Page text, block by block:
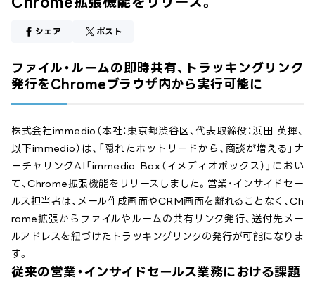
シェア ポスト
ファイル・ルームの即時共有、トラッキングリンク
発行をChromeブラウザ内から実行可能に
株式会社immedio（本社：東京都渋谷区、代表取締役：浜田 英揮、
以下immedio）は、「隠れたホットリードから、商談が増える」ナ
ーチャリングAI「immedio Box（イメディオボックス）」におい
て、Chrome拡張機能をリリースしました。営業・インサイドセー
ルス担当者は、メール作成画面やCRM画面を離れることなく、Ch
rome拡張からファイルやルームの共有リンク発行、送付先メー
ルアドレスを紐づけたトラッキングリンクの発行が可能になりま
す。
従来の営業・インサイドセールス業務における課題